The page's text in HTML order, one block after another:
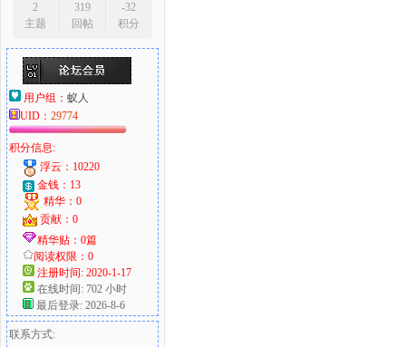
2
主题
319
回帖
-32
积分
用户组： 蚁人
UID： 29774
积分信息:
浮云：10220
金钱：13
精华：0
贡献：0
精华贴：0篇
阅读权限：0
注册时间: 2020-1-17
在线时间: 702 小时
最后登录: 2026-8-6
联系方式: